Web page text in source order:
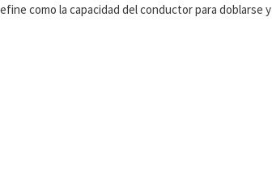
como la capacidad del conductor para doblarse y